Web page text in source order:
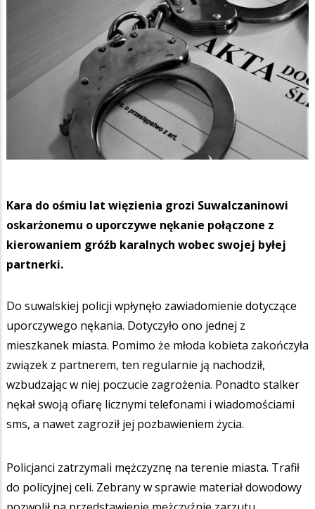
Kara do ośmiu lat więzienia grozi Suwalczaninowi
oskarżonemu o uporczywe nękanie połączone z
kierowaniem gróźb karalnych wobec swojej byłej
partnerki.
Do suwalskiej policji wpłynęło zawiadomienie dotyczące
uporczywego nękania. Dotyczyło ono jednej z
mieszkanek miasta. Pomimo że młoda kobieta zakończyła
związek z partnerem, ten regularnie ją nachodził,
wzbudzając w niej poczucie zagrożenia. Ponadto stalker
nękał swoją ofiarę licznymi telefonami i wiadomościami
sms, a nawet zagroził jej pozbawieniem życia.
Policjanci zatrzymali mężczyznę na terenie miasta. Trafił
do policyjnej celi. Zebrany w sprawie materiał dowodowy